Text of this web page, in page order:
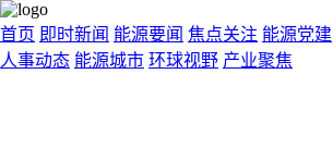
首页 即时新闻 能源要闻 焦点关注 能源党建
人事动态 能源城市 环球视野 产业聚焦